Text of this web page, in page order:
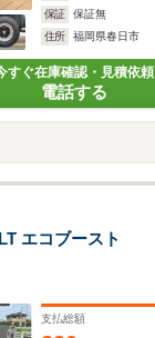
保証
保証無
住所
福岡県春日市
すぐ在庫確認・見積依頼
電話する
エコブースト
支払総額